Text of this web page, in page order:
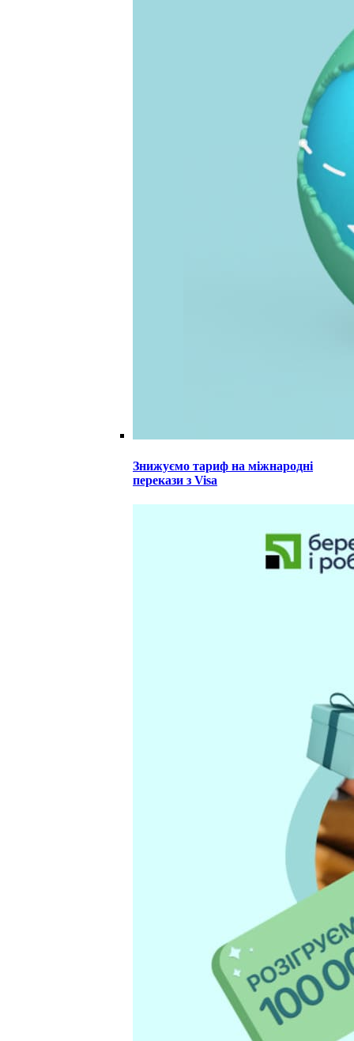
Знижуємо тариф на міжнародні
перекази з Visa